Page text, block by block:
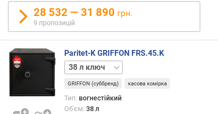
)
г
а
и
ш
т
16 л
код
16 л
механіка
ключ
механіка
27 л
код
27 л
механіка
код
28 532 — 31 890 грн.
9 пропозицій
Paritet-K GRIFFON FRS.45.K
38 л
код
GRIFFON (суббренд) касова комірка
Тип: вогнестійкий
Об'єм: 38 л